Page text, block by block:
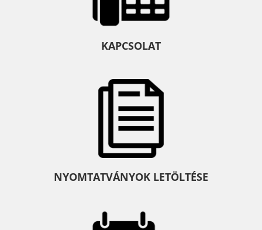
KAPCSOLAT
NYOMTATVÁNYOK LETÖLTÉSE